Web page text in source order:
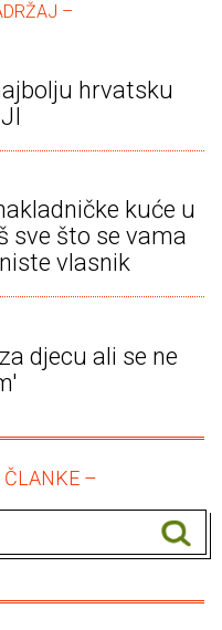
–
hrvatsku
kuće u
sve što se vama
vlasnik
djecu ali se ne
ČLANKE –